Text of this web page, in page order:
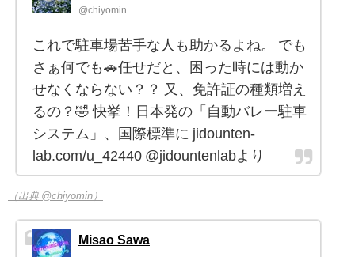
@chiyomin
これで駐車場苦手な人も助かるよね。 でも
さぁ何でも🚗任せだと、困った時には動か
せなくならない？？ 又、免許証の種類増え
るの？🤣 快挙！日本発の「自動バレー駐車
システム」、国際標準に jidounten-
lab.com/u_42440 @jidountenlabより
（出典 @chiyomin）
Misao Sawa